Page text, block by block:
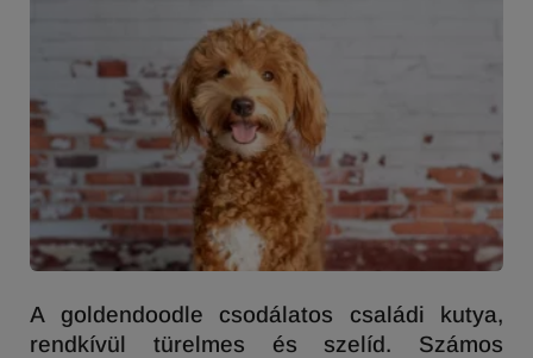
A goldendoodle csodálatos családi kutya,
rendkívül türelmes és szelíd. Számos